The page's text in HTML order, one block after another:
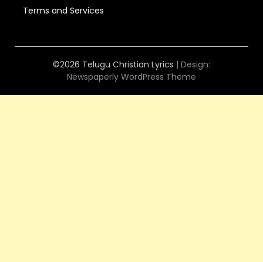
Terms and Services
©2026 Telugu Christian Lyrics | Design:
Newspaperly WordPress Theme